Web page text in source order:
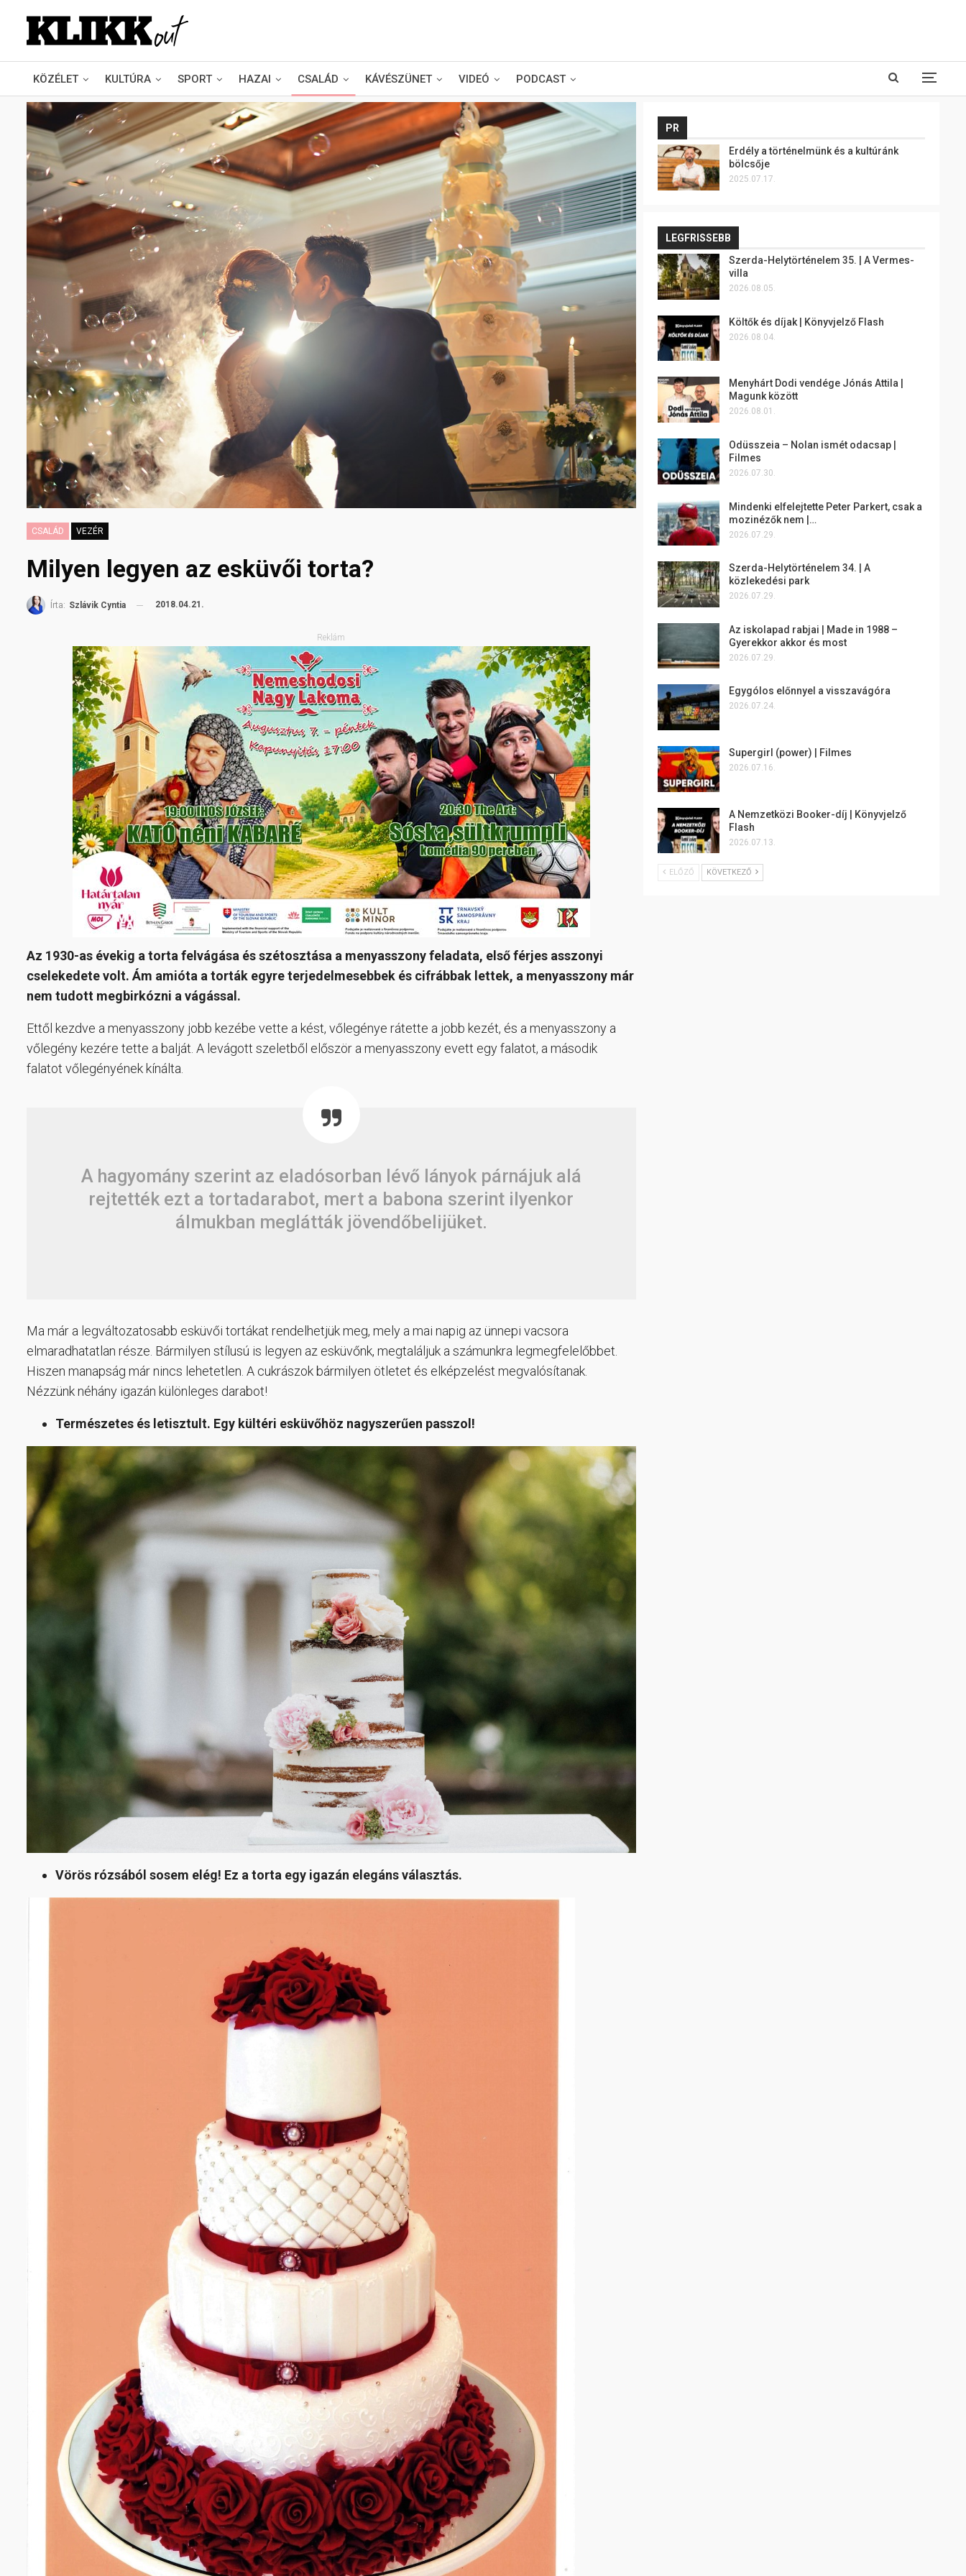
KÖZÉLET KULTÚRA SPORT HAZAI CSALÁD KÁVÉSZÜNET VIDEÓ PODCAST
CSALÁD VEZÉR
Milyen legyen az esküvői torta?
Írta: Szlávik Cyntia 2018.04.21.
Reklám
Az 1930-as évekig a torta felvágása és szétosztása a menyasszony feladata, első férjes asszonyi
cselekedete volt. Ám amióta a torták egyre terjedelmesebbek és cifrábbak lettek, a menyasszony már
nem tudott megbirkózni a vágással.
Ettől kezdve a menyasszony jobb kezébe vette a kést, vőlegénye rátette a jobb kezét, és a menyasszony a
vőlegény kezére tette a balját. A levágott szeletből először a menyasszony evett egy falatot, a második
falatot vőlegényének kínálta.
A hagyomány szerint az eladósorban lévő lányok párnájuk alá
rejtették ezt a tortadarabot, mert a babona szerint ilyenkor
álmukban meglátták jövendőbelijüket.
Ma már a legváltozatosabb esküvői tortákat rendelhetjük meg, mely a mai napig az ünnepi vacsora
elmaradhatatlan része. Bármilyen stílusú is legyen az esküvőnk, megtaláljuk a számunkra legmegfelelőbbet.
Hiszen manapság már nincs lehetetlen. A cukrászok bármilyen ötletet és elképzelést megvalósítanak.
Nézzünk néhány igazán különleges darabot!
Természetes és letisztult. Egy kültéri esküvőhöz nagyszerűen passzol!
Vörös rózsából sosem elég! Ez a torta egy igazán elegáns választás.
PR
Erdély a történelmünk és a kultúránk
bölcsője
2025.07.17.
LEGFRISSEBB
Szerda-Helytörténelem 35. | A Vermes-
villa
2026.08.05.
Költők és díjak | Könyvjelző Flash
2026.08.04.
Menyhárt Dodi vendége Jónás Attila |
Magunk között
2026.08.01.
Odüsszeia – Nolan ismét odacsap |
Filmes
2026.07.30.
Mindenki elfelejtette Peter Parkert, csak a
mozinézők nem |…
2026.07.29.
Szerda-Helytörténelem 34. | A
közlekedési park
2026.07.29.
Az iskolapad rabjai | Made in 1988 –
Gyerekkor akkor és most
2026.07.29.
Egygólos előnnyel a visszavágóra
2026.07.24.
Supergirl (power) | Filmes
2026.07.16.
A Nemzetközi Booker-díj | Könyvjelző
Flash
2026.07.13.
ELŐZŐ KÖVETKEZŐ